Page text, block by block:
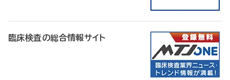
臨床検査の総合情報サイト